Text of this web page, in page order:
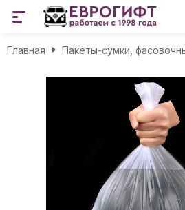
Главная Пакеты-сумки,